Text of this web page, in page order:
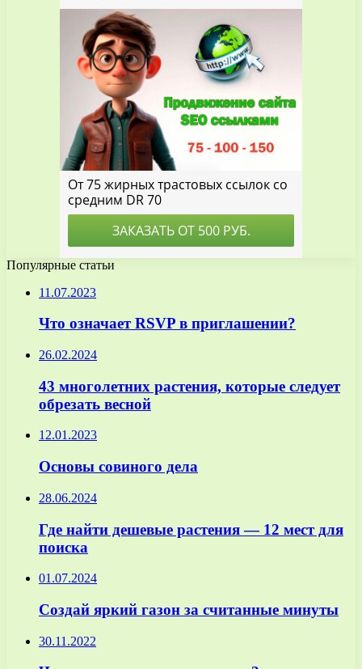
Популярные статьи
11.07.2023
Что означает RSVP в приглашении?
26.02.2024
43 многолетних растения, которые следует
обрезать весной
12.01.2023
Основы совиного дела
28.06.2024
Где найти дешевые растения — 12 мест для
поиска
01.07.2024
Создай яркий газон за считанные минуты
30.11.2022